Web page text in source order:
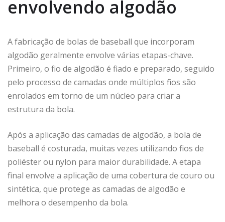
envolvendo algodão
A fabricação de bolas de baseball que incorporam
algodão geralmente envolve várias etapas-chave.
Primeiro, o fio de algodão é fiado e preparado, seguido
pelo processo de camadas onde múltiplos fios são
enrolados em torno de um núcleo para criar a
estrutura da bola.
Após a aplicação das camadas de algodão, a bola de
baseball é costurada, muitas vezes utilizando fios de
poliéster ou nylon para maior durabilidade. A etapa
final envolve a aplicação de uma cobertura de couro ou
sintética, que protege as camadas de algodão e
melhora o desempenho da bola.